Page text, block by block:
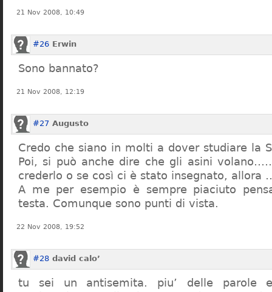
21 Nov 2008, 10:49
#26 Erwin
Sono bannato?
21 Nov 2008, 12:19
#27 Augusto
Credo che siano in molti a dover studiare la
Poi, si può anche dire che gli asini
crederlo o se così ci è stato insegnato,
A me per esempio è sempre piaciuto
testa. Comunque sono punti di vista.
22 Nov 2008, 19:52
#28 david calo’
tu sei un antisemita. piu’ delle parole